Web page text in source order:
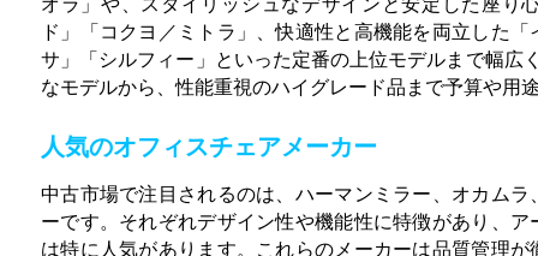
ド」「コクヨ／ミトラ」、快適性と高機能を両立した
サ」「シルフィー」といった定番の上位モデルまで幅広
なモデルから、性能重視のハイグレード品まで予算や用
人気のオフィスチェアメーカー
中古市場で注目されるのは、ハーマンミラー、オカム
ーです。それぞれデザイン性や機能性に特徴があり、
は特に人気があります。これらのメーカーは品質管理